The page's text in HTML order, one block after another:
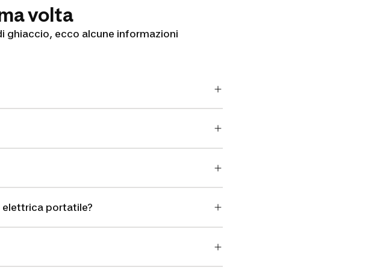
volta
ghiaccio, ecco alcune informazioni
elettrica portatile?